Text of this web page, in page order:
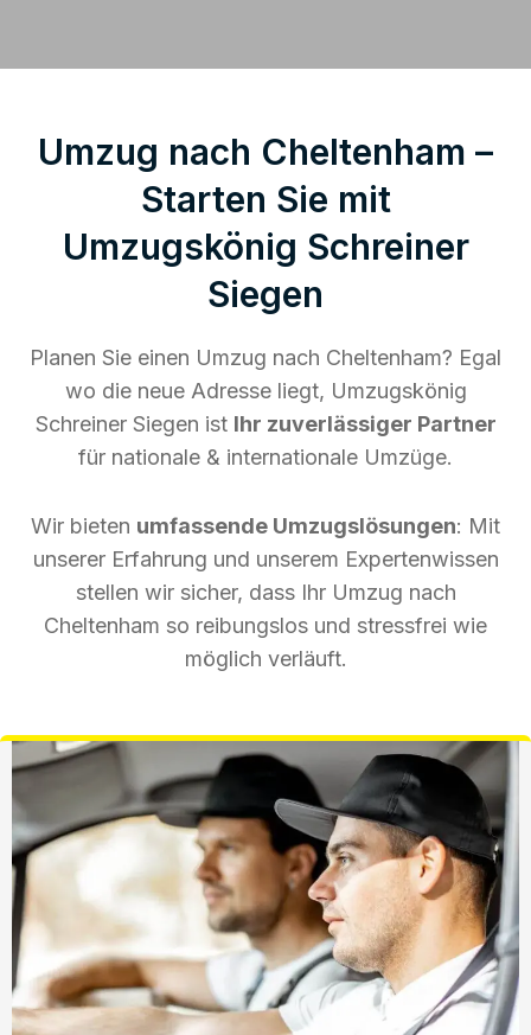
Umzug nach Cheltenham –
Starten Sie mit
Umzugskönig Schreiner
Siegen
Planen Sie einen Umzug nach Cheltenham? Egal
wo die neue Adresse liegt, Umzugskönig
Schreiner Siegen ist Ihr zuverlässiger Partner
für nationale & internationale Umzüge.
Wir bieten umfassende Umzugslösungen: Mit
unserer Erfahrung und unserem Expertenwissen
stellen wir sicher, dass Ihr Umzug nach
Cheltenham so reibungslos und stressfrei wie
möglich verläuft.